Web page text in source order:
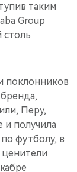
таким
Group
столь
поклонников
Перу,
и получила
футболу, в
ценители